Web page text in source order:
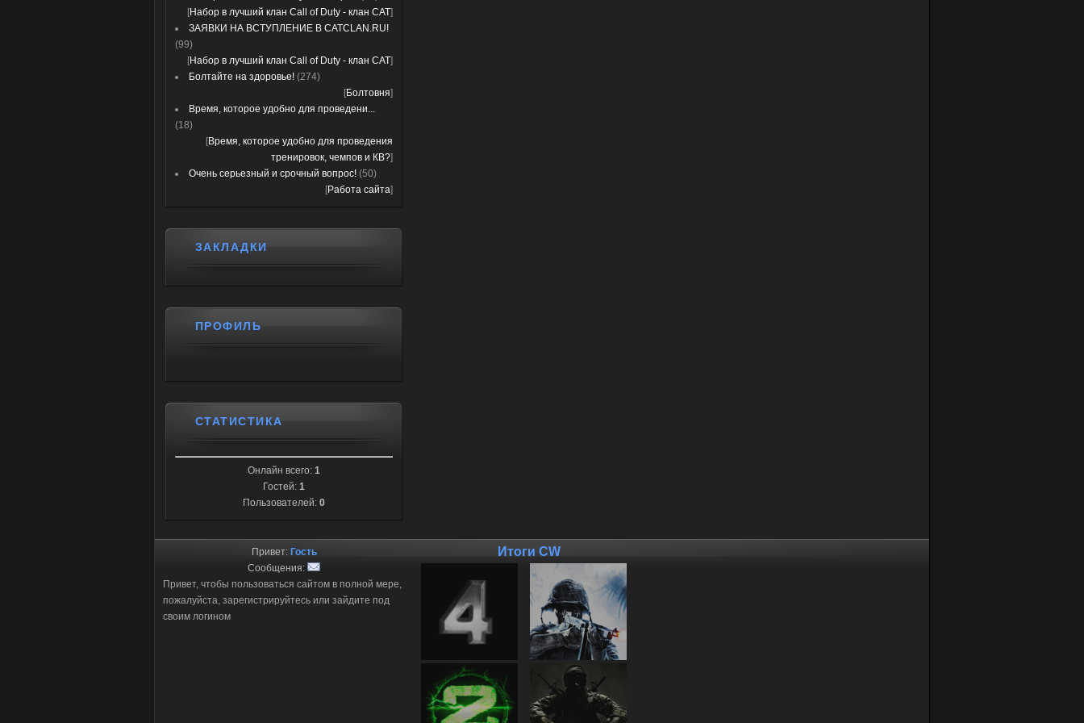
[Набор в лучший клан Call of Duty - клан CAT]
ЗАЯВКИ НА ВСТУПЛЕНИЕ В CATCLAN.RU!
(99)
[Набор в лучший клан Call of Duty - клан CAT]
Болтайте на здоровье! (274)
[Болтовня]
Время, которое удобно для проведени...
(18)
[Время, которое удобно для проведения
тренировок, чемпов и КВ?]
Очень серьезный и срочный вопрос! (50)
[Работа сайта]
ЗАКЛАДКИ
ПРОФИЛЬ
СТАТИСТИКА
Онлайн всего: 1
Гостей: 1
Пользователей: 0
Привет: Гость
Сообщения:
Привет, чтобы пользоваться сайтом в полной мере,
пожалуйста, зарегистрируйтесь или зайдите под
своим логином
Итоги CW